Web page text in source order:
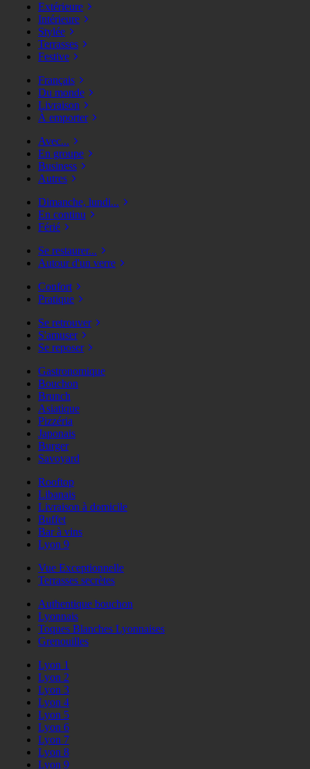
Extérieure
Intérieure
Stylée
Terrasses
Festive
Français
Du monde
Livraison
À emporter
Avec...
En groupe
Business
Autres
Dimanche, lundi...
En continu
Férié
Se restaurer...
Autour d'un verre
Confort
Pratique
Se retrouver
S'amuser
Se reposer
Gastronomique
Bouchon
Brunch
Asiatique
Pizzéria
Japonais
Burger
Savoyard
Rooftop
Libanais
Livraison à domicile
Buffet
Bar à vins
Lyon 9
Vue Exceptionnelle
Terrasses secrètes
Authentique bouchon
Lyonnais
Toques Blanches Lyonnaises
Grenouilles
Lyon 1
Lyon 2
Lyon 3
Lyon 4
Lyon 5
Lyon 6
Lyon 7
Lyon 8
Lyon 9